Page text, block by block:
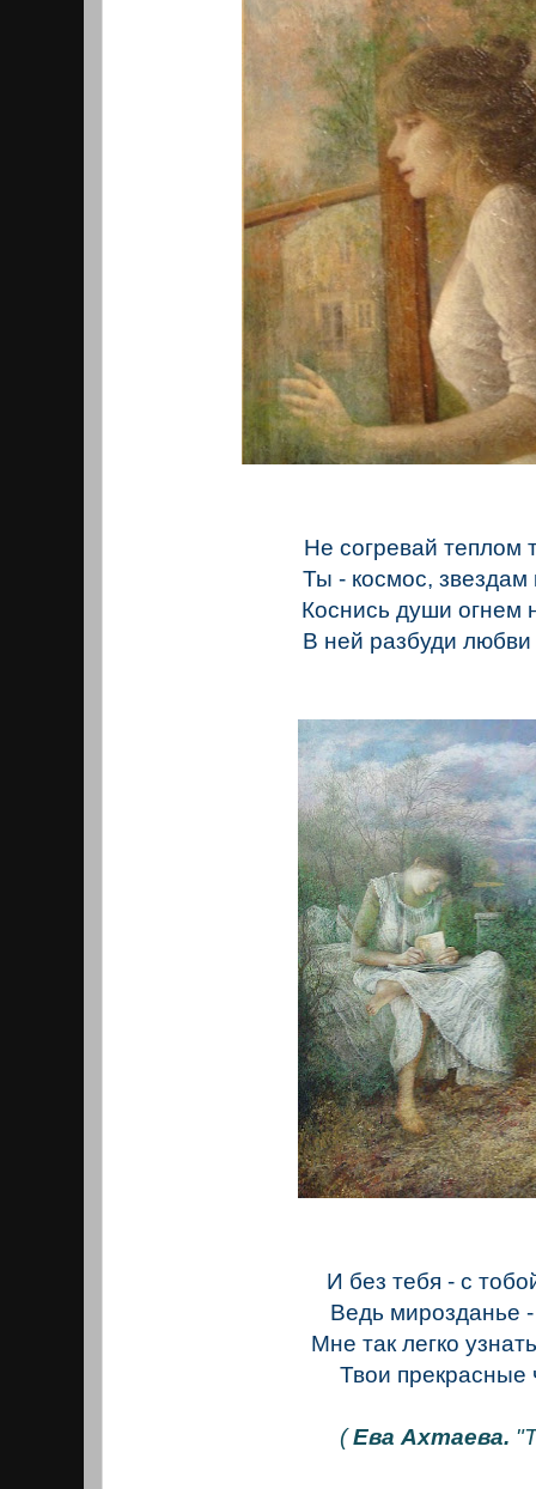
Не согревай теплом
Ты - космос, звездам
Коснись души огнем
В ней разбуди любви
И без тебя - с
Ведь мирозданье
Мне так легко
Твои прекрасные
(Ева Ахтаева.